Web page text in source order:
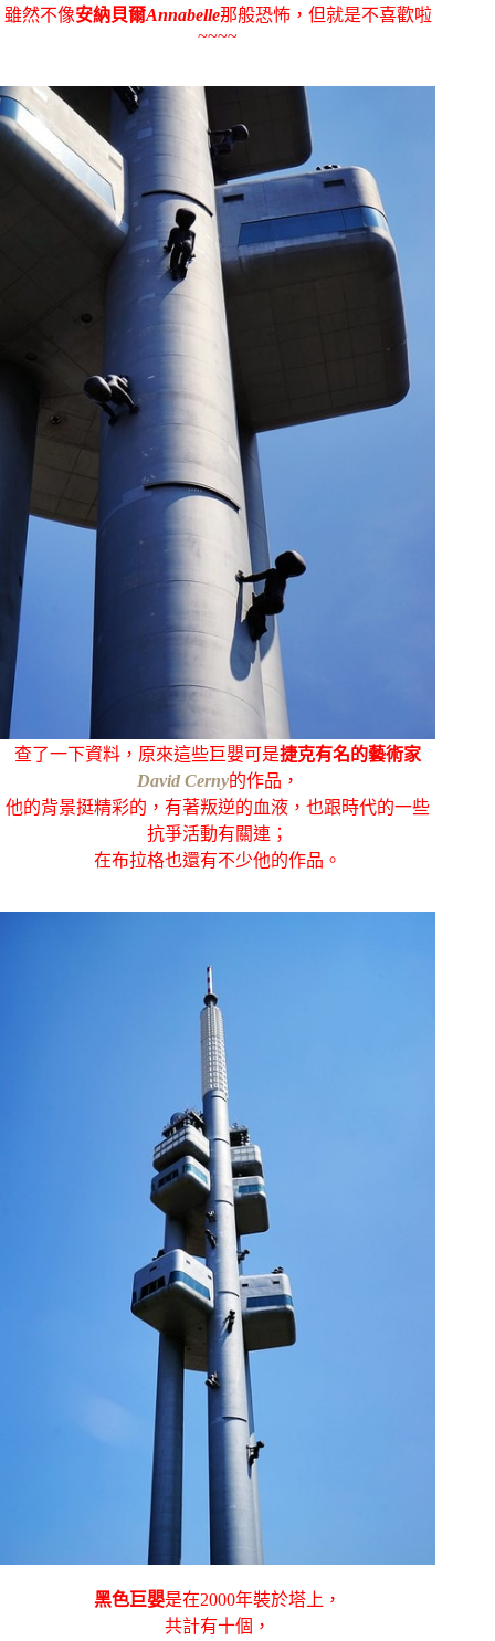
雖然不像安納貝爾Annabelle那般恐怖，但就是不喜歡啦
~~~~
查了一下資料，原來這些巨嬰可是捷克有名的藝術家
David Cerny的作品，
他的背景挺精彩的，有著叛逆的血液，也跟時代的一些
抗爭活動有關連；
在布拉格也還有不少他的作品。
黑色巨嬰是在2000年裝於塔上，
共計有十個，